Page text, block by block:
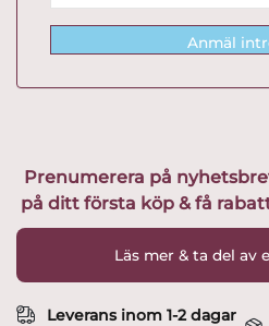
Anmäl
Prenumerera på
på ditt första köp & få
Läs mer & ta del av
Leverans inom 1-2 dagar